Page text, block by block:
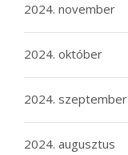
2024. november
2024. október
2024. szeptember
2024. augusztus